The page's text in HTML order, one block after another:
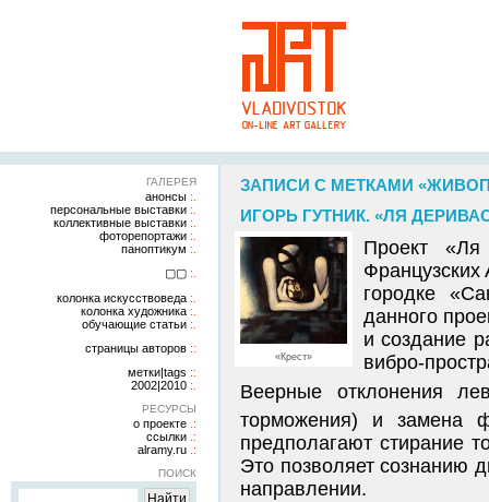
ГАЛЕРЕЯ
анонсы
персональные выставки
коллективные выставки
фоторепортажи
паноптикум
▢▢
колонка искусствоведа
колонка художника
обучающие статьи
страницы авторов
метки|tags
2002|2010
РЕСУРСЫ
о проекте
ссылки
alramy.ru
ПОИСК
ЗАПИСИ С МЕТКАМИ
ИГОРЬ ГУТНИК. «ЛЯ
«Крест»
Проект
Французских
городке
данного
и создание
вибро-
Веерные отклонения
торможения) и замена
предполагают стирание
Это позволяет сознанию
направлении.